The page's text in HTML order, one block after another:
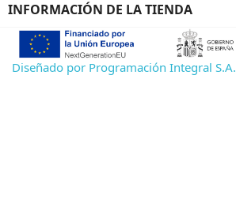
INFORMACIÓN DE LA TIENDA
Diseñado por Programación Integral S.A.